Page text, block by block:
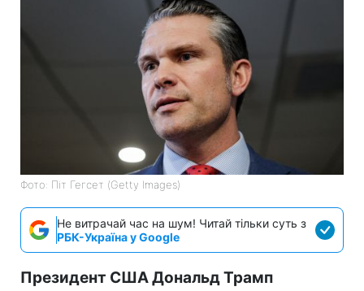
Фото: Піт Гегсет (Getty Images)
Не витрачай час на шум! Читай тільки суть з
РБК-Україна у Google
Президент США Дональд Трамп